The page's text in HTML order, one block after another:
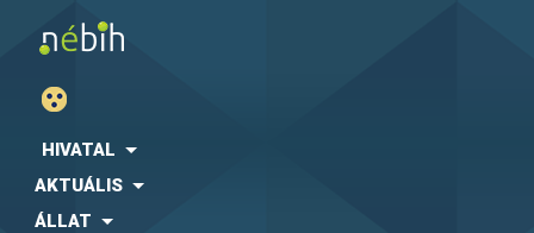
HIVATAL
AKTUÁLIS
ÁLLAT